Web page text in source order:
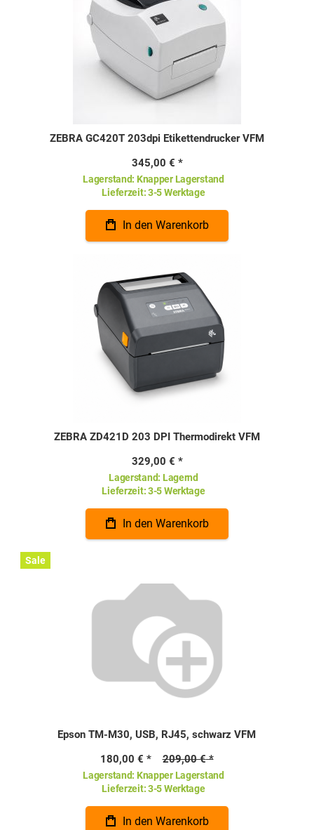
ZEBRA GC420T 203dpi Etikettendrucker VFM
345,00 €
Lagerstand: Knapper Lagerstand
Lieferzeit:3-5 Werktage
In den Warenkorb
ZEBRA ZD421D 203 DPI Thermodirekt VFM
329,00 €
Lagerstand: Lagernd
Lieferzeit:3-5 Werktage
In den Warenkorb
Epson TM-M30, USB, RJ45, schwarz VFM
180,00 €
209,00 €
Lagerstand: Knapper Lagerstand
Lieferzeit:3-5 Werktage
In den Warenkorb
Sale